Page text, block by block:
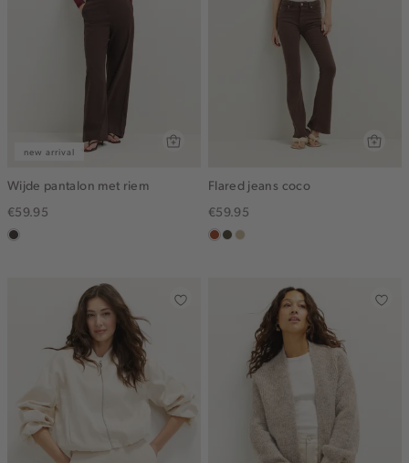
new arrival
Wijde pantalon met riem
€59.95
choco
Flared jeans coco
€59.95
bruin
donkerkhaki
lichtzand